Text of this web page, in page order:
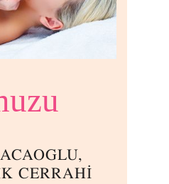
CERRAHİ